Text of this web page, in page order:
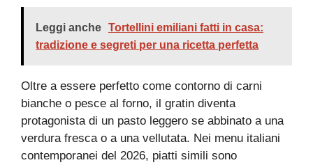
Leggi anche Tortellini emiliani fatti in casa:
tradizione e segreti per una ricetta perfetta
Oltre a essere perfetto come contorno di carni
bianche o pesce al forno, il gratin diventa
protagonista di un pasto leggero se abbinato a una
verdura fresca o a una vellutata. Nei menu italiani
contemporanei del 2026, piatti simili sono